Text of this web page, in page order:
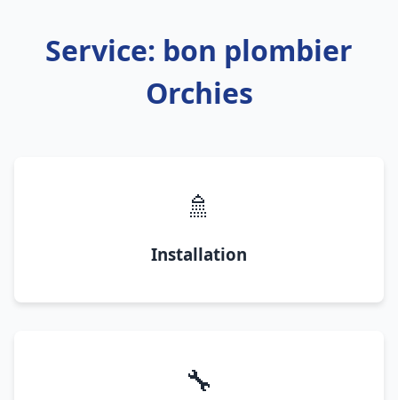
Service: bon plombier
Orchies
🚿
Installation
🔧